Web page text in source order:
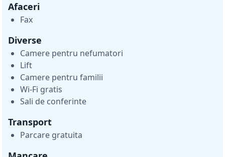
Afaceri
Fax
Diverse
Camere pentru nefumatori
Lift
Camere pentru familii
Wi-Fi gratis
Sali de conferinte
Transport
Parcare gratuita